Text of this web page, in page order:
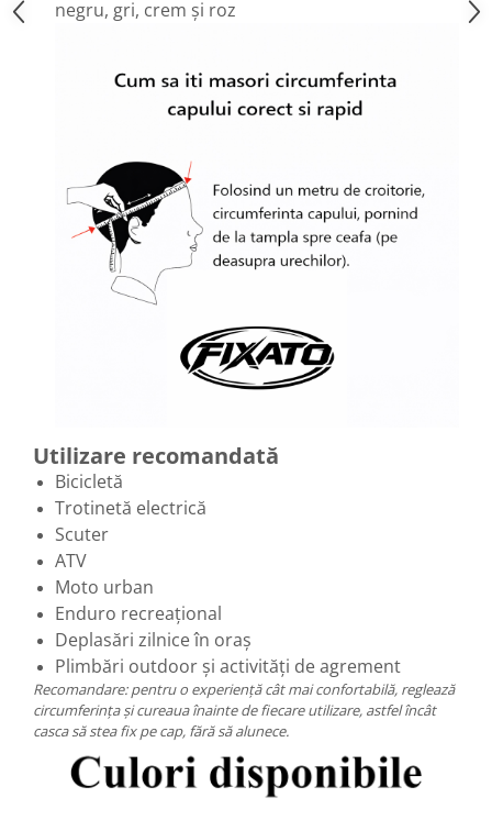
negru, gri, crem și roz
Utilizare recomandată
Bicicletă
Trotinetă electrică
Scuter
ATV
Moto urban
Enduro recreațional
Deplasări zilnice în oraș
Plimbări outdoor și activități de agrement
Recomandare: pentru o experiență cât mai confortabilă, reglează
circumferința și cureaua înainte de fiecare utilizare, astfel încât
casca să stea fix pe cap, fără să alunece.